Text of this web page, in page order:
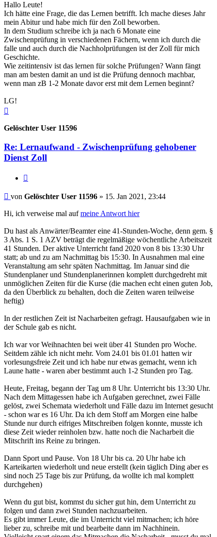
Hallo Leute!
Ich hätte eine Frage, die das Lernen betrifft. Ich mache dieses Jahr
mein Abitur und habe mich für den Zoll beworben.
In dem Studium schreibe ich ja nach 6 Monate eine
Zwischenprüfung in verschiedenen Fächern, wenn ich durch die
falle und auch durch die Nachholprüfungen ist der Zoll für mich
Geschichte.
Wie zeitintensiv ist das lernen für solche Prüfungen? Wann fängt
man am besten damit an und ist die Prüfung dennoch machbar,
wenn man zB 1-2 Monate davor erst mit dem Lernen beginnt?
LG!
Gelöschter User 11596
Re: Lernaufwand - Zwischenprüfung gehobener
Dienst Zoll
Beitrag
von Gelöschter User 11596 » 15. Jan 2021, 23:44
Hi, ich verweise mal aufmeine Antwort hier
Du hast als Anwärter/Beamter eine 41-Stunden-Woche, denn gem. §
3 Abs. 1 S. 1 AZV beträgt die regelmäßige wöchentliche Arbeitszeit
41 Stunden. Der aktive Unterricht fand 2020 von 8 bis 13:30 Uhr
statt; ab und zu am Nachmittag bis 15:30. In Ausnahmen mal eine
Veranstaltung am sehr späten Nachmittag. Im Januar sind die
Stundenplaner und Stundenplanerinnen komplett durchgedreht mit
unmöglichen Zeiten für die Kurse (die machen echt einen guten Job,
da den Überblick zu behalten, doch die Zeiten waren teilweise
heftig)
In der restlichen Zeit ist Nacharbeiten gefragt. Hausaufgaben wie in
der Schule gab es nicht.
Ich war vor Weihnachten bei weit über 41 Stunden pro Woche.
Seitdem zähle ich nicht mehr. Vom 24.01 bis 01.01 hatten wir
vorlesungsfreie Zeit und ich habe nur etwas gemacht, wenn ich
Laune hatte - waren aber bestimmt auch 1-2 Stunden pro Tag.
Heute, Freitag, begann der Tag um 8 Uhr. Unterricht bis 13:30 Uhr.
Nach dem Mittagessen habe ich Aufgaben gerechnet, zwei Fälle
gelöst, zwei Schemata wiederholt und Fälle dazu im Internet gesucht
- schon war es 16 Uhr. Da ich dem Stoff am Morgen eine halbe
Stunde nur durch eifriges Mitschreiben folgen konnte, musste ich
diese Zeit wieder reinholen bzw. hatte noch die Nacharbeit die
Mitschrift ins Reine zu bringen.
Dann Sport und Pause. Von 18 Uhr bis ca. 20 Uhr habe ich
Karteikarten wiederholt und neue erstellt (kein täglich Ding aber es
sind noch 25 Tage bis zur Prüfung, da wollte ich mal komplett
durchgehen)
Wenn du gut bist, kommst du sicher gut hin, dem Unterricht zu
folgen und dann zwei Stunden nachzuarbeiten.
Es gibt immer Leute, die im Unterricht viel mitmachen; ich höre
lieber zu, schreibe mit und bearbeite dann im Nachhinein.